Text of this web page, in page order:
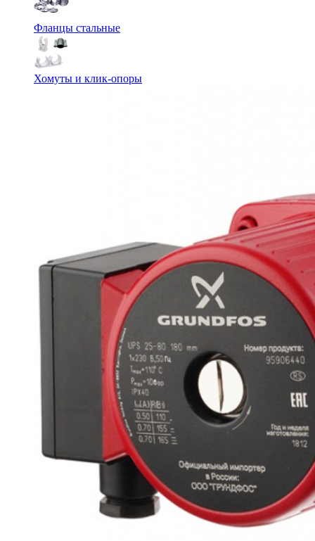
Фланцы стальные
Хомуты и клик-опоры